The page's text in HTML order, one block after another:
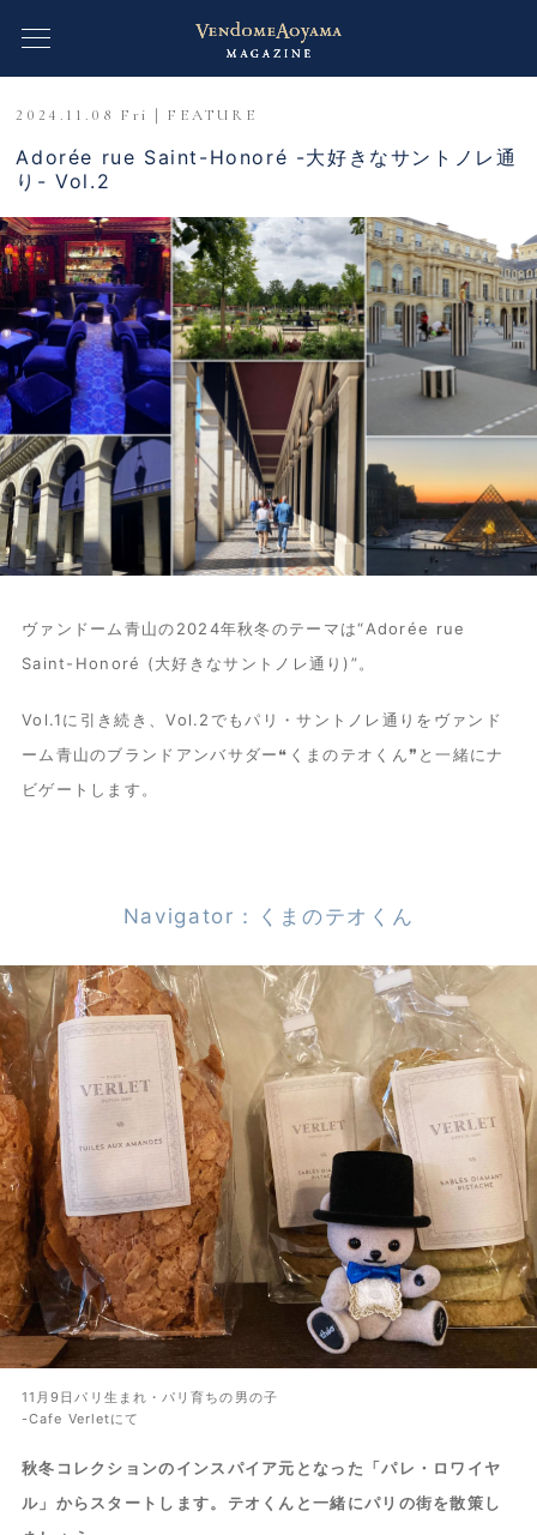
2024.11.08 Fri｜FEATURE
Adorée rue Saint-Honoré -大好きなサントノレ通
り- Vol.2
ヴァンドーム青山の2024年秋冬のテーマは“Adorée rue
Saint-Honoré (大好きなサントノレ通り)”。
Vol.1に引き続き、Vol.2でもパリ・サントノレ通りをヴァンド
ーム青山のブランドアンバサダー❝くまのテオくん❞と一緒にナ
ビゲートします。
Navigator：くまのテオくん
11月9日パリ生まれ・パリ育ちの男の子
-Cafe Verletにて
秋冬コレクションのインスパイア元となった「パレ・ロワイヤ
ル」からスタートします。テオくんと一緒にパリの街を散策し